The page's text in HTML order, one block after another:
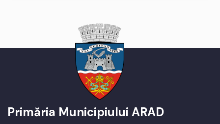
Primăria Municipiului ARAD